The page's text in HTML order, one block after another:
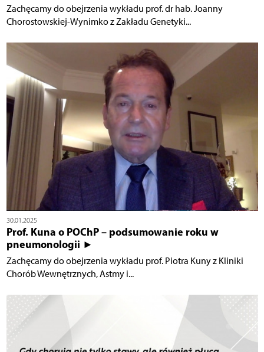
Zachęcamy do obejrzenia wykładu prof. dr hab. Joanny
Chorostowskiej-Wynimko z Zakładu Genetyki...
30.01.2025
Prof. Kuna o POChP – podsumowanie roku w
pneumonologii ►
Zachęcamy do obejrzenia wykładu prof. Piotra Kuny z Kliniki
Chorób Wewnętrznych, Astmy i...